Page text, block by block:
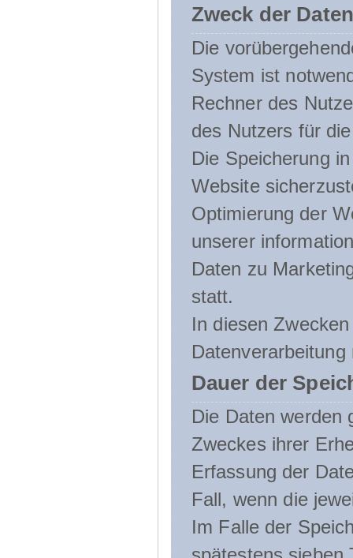
Zweck der
Die
System ist
Rechner des
des Nutzers für
Die Speicherung
Website
Optimierung der
unserer
Daten zu
statt.
In diesen
Dauer der
Die Daten werden
Zweckes ihrer
Erfassung der
Fall, wenn die
Im Falle der